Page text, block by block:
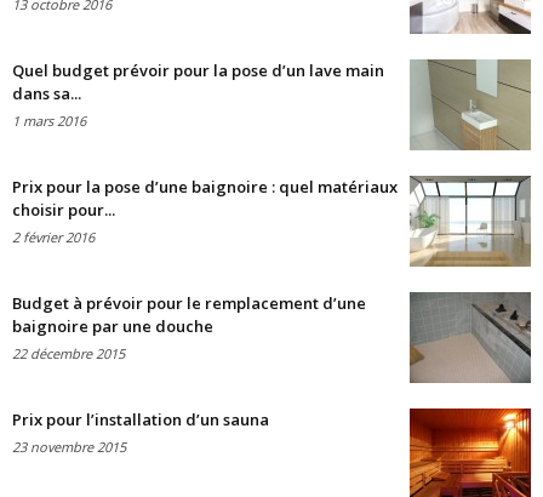
13 octobre 2016
Quel budget prévoir pour la pose d’un lave main
dans sa...
1 mars 2016
Prix pour la pose d’une baignoire : quel matériaux
choisir pour...
2 février 2016
Budget à prévoir pour le remplacement d’une
baignoire par une douche
22 décembre 2015
Prix pour l’installation d’un sauna
23 novembre 2015